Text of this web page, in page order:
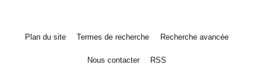
Plan du site Termes de recherche Recherche avancée
Nous contacter RSS